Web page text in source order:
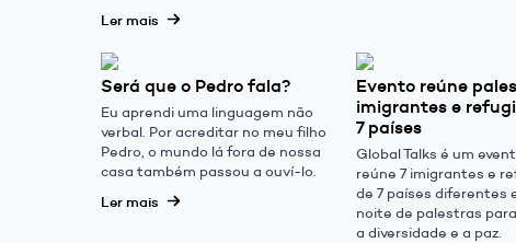
Ler mais
Será que o Pedro fala?
Eu aprendi uma linguagem não
verbal. Por acreditar no meu filho
Pedro, o mundo lá fora de nossa
casa também passou a ouví-lo.
Ler mais
Evento reúne
imigrantes e
7 países
Global Talks é um
reúne 7 imigrantes e
de 7 países diferentes
noite de palestras
a diversidade e a paz.